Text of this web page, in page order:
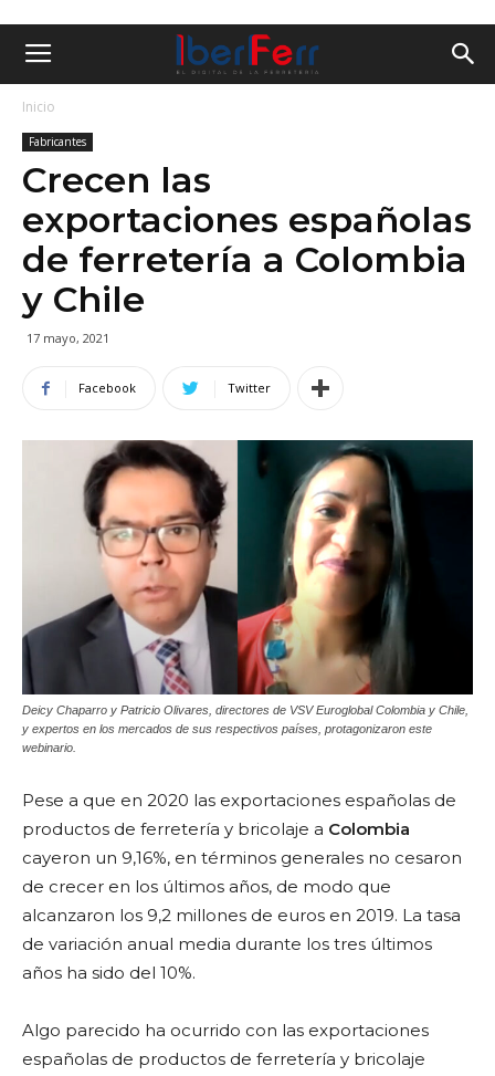
Inicio
Fabricantes
Crecen las
exportaciones españolas
de ferretería a Colombia
y Chile
17 mayo, 2021
Facebook Twitter
Deicy Chaparro y Patricio Olivares, directores de VSV Euroglobal Colombia y Chile,
y expertos en los mercados de sus respectivos países, protagonizaron este
webinario.
Pese a que en 2020 las exportaciones españolas de
productos de ferretería y bricolaje a Colombia
cayeron un 9,16%, en términos generales no cesaron
de crecer en los últimos años, de modo que
alcanzaron los 9,2 millones de euros en 2019. La tasa
de variación anual media durante los tres últimos
años ha sido del 10%.
Algo parecido ha ocurrido con las exportaciones
españolas de productos de ferretería y bricolaje